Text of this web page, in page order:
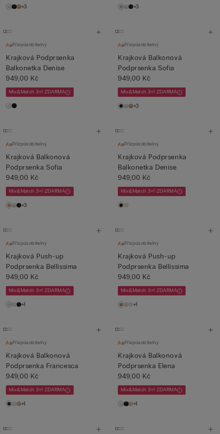
+3 +3
Přizpůsobitelný
Krajková Podprsenka
Balkonetka Denise
949,00 Kč
Mix&Match 3+1 ZDARMA
Přizpůsobitelný
Krajková Balkonová
Podprsenka Sofia
949,00 Kč
Mix&Match 3+1 ZDARMA
+3
Přizpůsobitelný
Krajková Balkonová
Podprsenka Sofia
949,00 Kč
Mix&Match 3+1 ZDARMA
+3
Přizpůsobitelný
Krajková Podprsenka
Balkonetka Denise
949,00 Kč
Mix&Match 3+1 ZDARMA
Přizpůsobitelný
Krajková Push-up
Podprsenka Bellissima
949,00 Kč
Mix&Match 3+1 ZDARMA
+1
Přizpůsobitelný
Krajková Push-up
Podprsenka Bellissima
949,00 Kč
Mix&Match 3+1 ZDARMA
+1
Přizpůsobitelný
Krajková Balkonová
Podprsenka Francesca
949,00 Kč
Mix&Match 3+1 ZDARMA
+1
Přizpůsobitelný
Krajková Balkonová
Podprsenka Elena
949,00 Kč
Mix&Match 3+1 ZDARMA
+1